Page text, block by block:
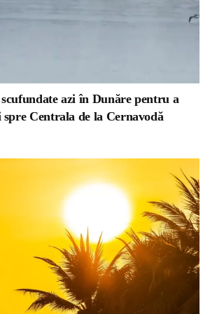
azi în Dunăre pentru a
spre Centrala de la Cernavodă